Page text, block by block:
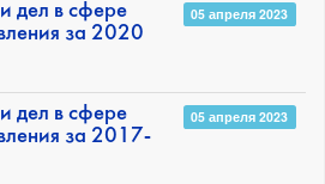
дел в сфере
за 2020
05 апреля 2023
дел в сфере
за 2017-
05 апреля 2023